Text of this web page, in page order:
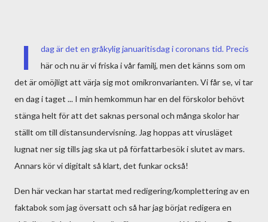
I
dag är det en gråkylig januaritisdag i coronans tid. Precis
här och nu är vi friska i vår familj, men det känns som om
det är omöjligt att värja sig mot omikronvarianten. Vi får se, vi tar
en dag i taget ... I min hemkommun har en del förskolor behövt
stänga helt för att det saknas personal och många skolor har
ställt om till distansundervisning. Jag hoppas att virusläget
lugnat ner sig tills jag ska ut på författarbesök i slutet av mars.
Annars kör vi digitalt så klart, det funkar också!
Den här veckan har startat med redigering/komplettering av en
faktabok som jag översatt och så har jag börjat redigera en